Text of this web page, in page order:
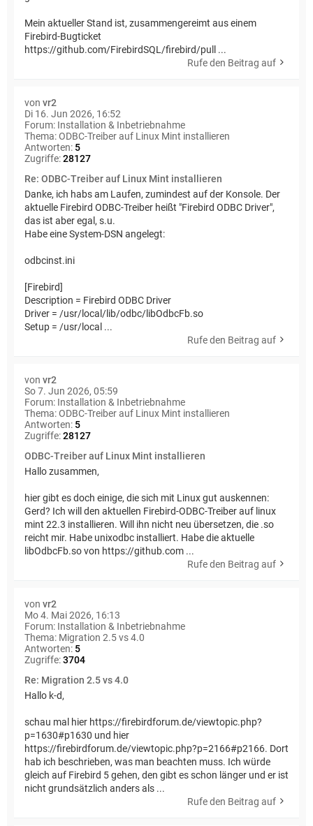
Mein aktueller Stand ist, zusammengereimt aus einem
Firebird-Bugticket
https://github.com/FirebirdSQL/firebird/pull ...
Rufe den Beitrag auf
von vr2
Di 16. Jun 2026, 16:52
Forum: Installation & Inbetriebnahme
Thema:ODBC-Treiber auf Linux Mint installieren
Antworten: 5
Zugriffe:28127
Re: ODBC-Treiber auf Linux Mint installieren
Danke, ich habs am Laufen, zumindest auf der Konsole. Der
aktuelle Firebird ODBC-Treiber heißt "Firebird ODBC Driver",
das ist aber egal, s.u.
Habe eine System-DSN angelegt:
odbcinst.ini
[Firebird]
Description = Firebird ODBC Driver
Driver = /usr/local/lib/odbc/libOdbcFb.so
Setup = /usr/local ...
Rufe den Beitrag auf
von vr2
So 7. Jun 2026, 05:59
Forum: Installation & Inbetriebnahme
Thema:ODBC-Treiber auf Linux Mint installieren
Antworten: 5
Zugriffe:28127
ODBC-Treiber auf Linux Mint installieren
Hallo zusammen,
hier gibt es doch einige, die sich mit Linux gut auskennen:
Gerd? Ich will den aktuellen Firebird-ODBC-Treiber auf linux
mint 22.3 installieren. Will ihn nicht neu übersetzen, die .so
reicht mir. Habe unixodbc installiert. Habe die aktuelle
libOdbcFb.so von https://github.com ...
Rufe den Beitrag auf
von vr2
Mo 4. Mai 2026, 16:13
Forum: Installation & Inbetriebnahme
Thema: Migration 2.5 vs 4.0
Antworten: 5
Zugriffe:3704
Re: Migration 2.5 vs 4.0
Hallo k-d,
schau mal hier https://firebirdforum.de/viewtopic.php?
p=1630#p1630 und hier
https://firebirdforum.de/viewtopic.php?p=2166#p2166. Dort
hab ich beschrieben, was man beachten muss. Ich würde
gleich auf Firebird 5 gehen, den gibt es schon länger und er ist
nicht grundsätzlich anders als ...
Rufe den Beitrag auf